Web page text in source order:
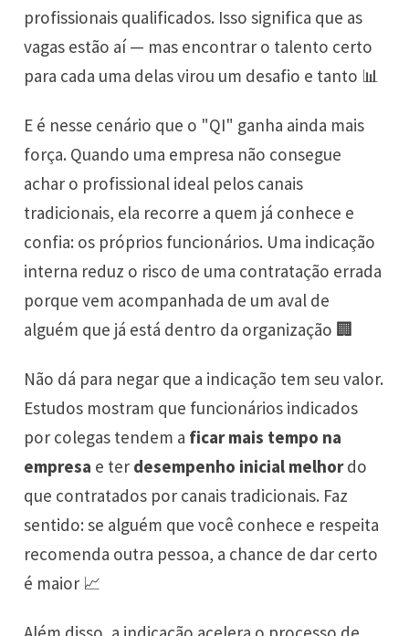
profissionais qualificados. Isso significa que as
vagas estão aí — mas encontrar o talento certo
para cada uma delas virou um desafio e tanto 📊
E é nesse cenário que o "QI" ganha ainda mais
força. Quando uma empresa não consegue
achar o profissional ideal pelos canais
tradicionais, ela recorre a quem já conhece e
confia: os próprios funcionários. Uma indicação
interna reduz o risco de uma contratação errada
porque vem acompanhada de um aval de
alguém que já está dentro da organização 🏢
Não dá para negar que a indicação tem seu valor.
Estudos mostram que funcionários indicados
por colegas tendem a ficar mais tempo na
empresa e ter desempenho inicial melhordo
que contratados por canais tradicionais. Faz
sentido: se alguém que você conhece e respeita
recomenda outra pessoa, a chance de dar certo
é maior 📈